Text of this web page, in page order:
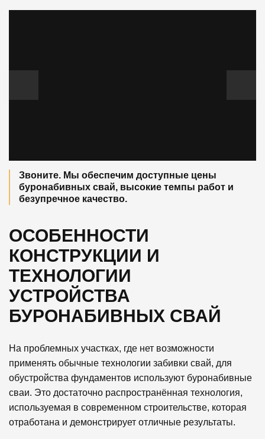
Звоните. Мы обеспечим доступные цены
буронабивных свай, высокие темпы работ и
безупречное качество.
ОСОБЕННОСТИ
КОНСТРУКЦИИ И
ТЕХНОЛОГИИ
УСТРОЙСТВА
БУРОНАБИВНЫХ СВАЙ
На проблемных участках, где нет возможности
применять обычные технологии забивки свай, для
обустройства фундаментов используют буронабивные
сваи. Это достаточно распространённая технология,
используемая в современном строительстве, которая
отработана и демонстрирует отличные результаты.